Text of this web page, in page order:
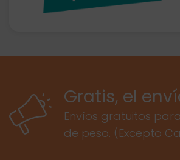
Gratis, el
Envíos gratuitos para
de peso. (Excepto